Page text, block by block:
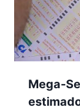
Mega-